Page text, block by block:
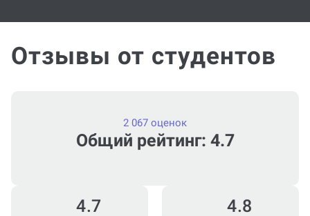
Отзывы от студентов
Общий рейтинг: 4.7
2 067 оценок
4.7 4.8